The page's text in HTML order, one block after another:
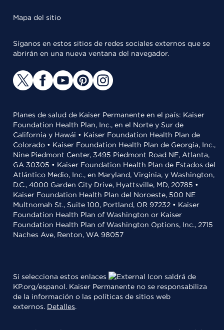
Mapa del sitio
Síganos en estos sitios de redes sociales externos que se
abrirán en una nueva ventana del navegador.
Planes de salud de Kaiser Permanente en el país: Kaiser
Foundation Health Plan, Inc., en el Norte y Sur de
California y Hawái • Kaiser Foundation Health Plan de
Colorado • Kaiser Foundation Health Plan de Georgia, Inc.,
Nine Piedmont Center, 3495 Piedmont Road NE, Atlanta,
GA 30305 • Kaiser Foundation Health Plan de Estados del
Atlántico Medio, Inc., en Maryland, Virginia, y Washington,
D.C., 4000 Garden City Drive, Hyattsville, MD, 20785 •
Kaiser Foundation Health Plan del Noroeste, 500 NE
Multnomah St., Suite 100, Portland, OR 97232 • Kaiser
Foundation Health Plan of Washington or Kaiser
Foundation Health Plan of Washington Options, Inc., 2715
Naches Ave, Renton, WA 98057
Si selecciona estos enlaces
saldrá de
KP.org/espanol. Kaiser Permanente no se responsabiliza
de la información o las políticas de sitios web
externos. Detalles.